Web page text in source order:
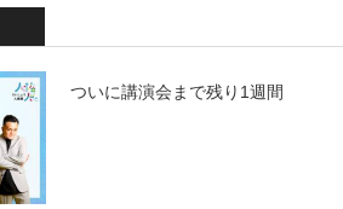
ついに講演会まで残り1週間